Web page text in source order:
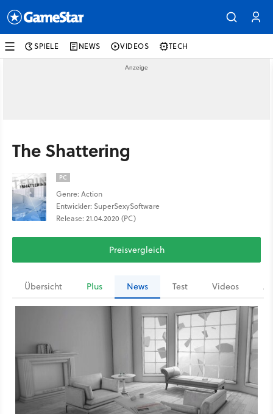
SPIELE NEWS VIDEOS TECH
The Shattering
PC
Genre: Action
Entwickler: SuperSexySoftware
Release: 21.04.2020 (PC)
Preisvergleich
Übersicht Plus News Test Videos